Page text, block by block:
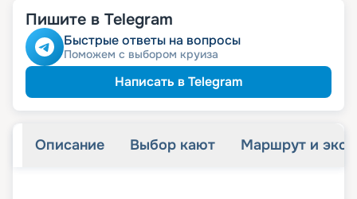
Пишите в Telegram
Быстрые ответы на вопросы
Поможем с выбором круиза
Написать в Telegram
Описание Выбор кают Маршрут и